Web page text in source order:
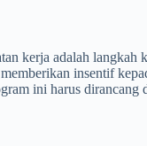
kerja adalah
insentif
ini harus dirancang